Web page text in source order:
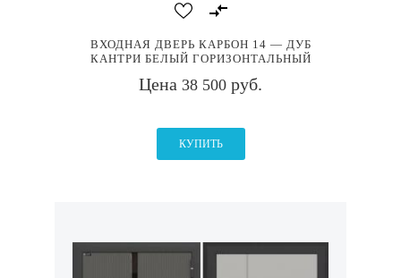
ВХОДНАЯ ДВЕРЬ КАРБОН 14 — ДУБ
КАНТРИ БЕЛЫЙ ГОРИЗОНТАЛЬНЫЙ
Цена 38 500 руб.
КУПИТЬ